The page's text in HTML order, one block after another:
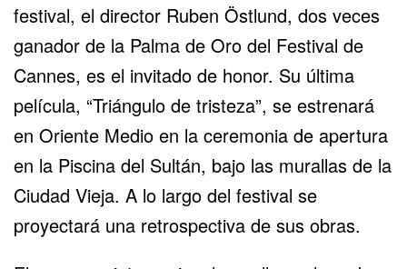
festival, el director Ruben Östlund, dos veces
ganador de la Palma de Oro del Festival de
Cannes, es el invitado de honor. Su última
película, “Triángulo de tristeza”, se estrenará
en Oriente Medio en la ceremonia de apertura
en la Piscina del Sultán, bajo las murallas de la
Ciudad Vieja. A lo largo del festival se
proyectará una retrospectiva de sus obras.